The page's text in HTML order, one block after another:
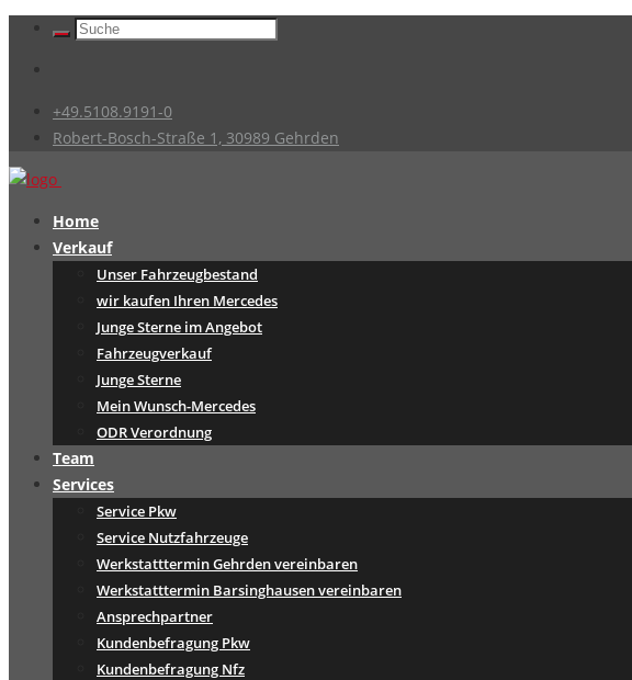
+49.5108.9191-0
Robert-Bosch-Straße 1, 30989 Gehrden
Home
Verkauf
Unser Fahrzeugbestand
wir kaufen Ihren Mercedes
Junge Sterne im Angebot
Fahrzeugverkauf
Junge Sterne
Mein Wunsch-Mercedes
ODR Verordnung
Team
Services
Service Pkw
Service Nutzfahrzeuge
Werkstatttermin Gehrden vereinbaren
Werkstatttermin Barsinghausen vereinbaren
Ansprechpartner
Kundenbefragung Pkw
Kundenbefragung Nfz